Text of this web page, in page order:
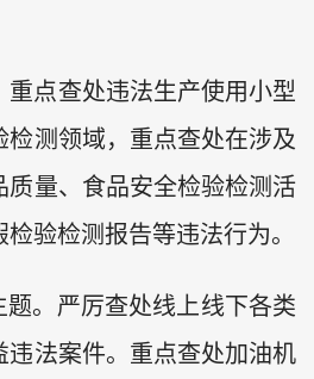
重点查处违法生产使用小型
测领域，重点查处在涉及
质量、食品安全检验检测活
验检测报告等违法行为。
题。严厉查处线上线下各类
违法案件。重点查处加油机